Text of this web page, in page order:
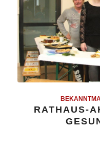
RATHAUS-